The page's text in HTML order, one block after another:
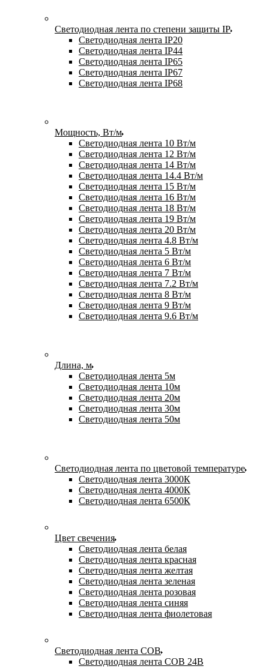
Светодиодная лента по степени защиты IP
Светодиодная лента IP20
Светодиодная лента IP44
Светодиодная лента IP65
Светодиодная лента IP67
Светодиодная лента IP68
Мощность, Вт/м
Светодиодная лента 10 Вт/м
Светодиодная лента 12 Вт/м
Светодиодная лента 14 Вт/м
Светодиодная лента 14.4 Вт/м
Светодиодная лента 15 Вт/м
Светодиодная лента 16 Вт/м
Светодиодная лента 18 Вт/м
Светодиодная лента 19 Вт/м
Светодиодная лента 20 Вт/м
Светодиодная лента 4.8 Вт/м
Светодиодная лента 5 Вт/м
Светодиодная лента 6 Вт/м
Светодиодная лента 7 Вт/м
Светодиодная лента 7.2 Вт/м
Светодиодная лента 8 Вт/м
Светодиодная лента 9 Вт/м
Светодиодная лента 9.6 Вт/м
Длина, м
Светодиодная лента 5м
Светодиодная лента 10м
Светодиодная лента 20м
Светодиодная лента 30м
Светодиодная лента 50м
Светодиодная лента по цветовой температуре
Светодиодная лента 3000К
Светодиодная лента 4000К
Светодиодная лента 6500К
Цвет свечения
Светодиодная лента белая
Светодиодная лента красная
Светодиодная лента желтая
Светодиодная лента зеленая
Светодиодная лента розовая
Светодиодная лента синяя
Светодиодная лента фиолетовая
Светодиодная лента COB
Светодиодная лента COB 24В